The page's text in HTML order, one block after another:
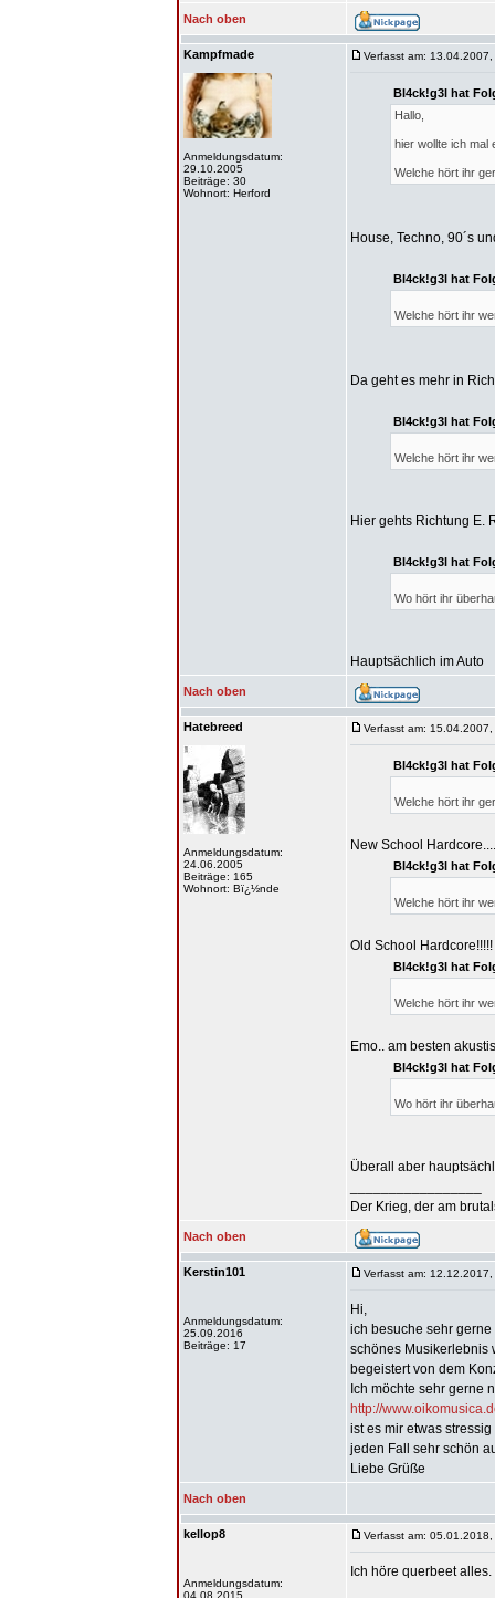
Nach oben
Kampfmade
Anmeldungsdatum:
29.10.2005
Beiträge: 30
Wohnort: Herford
Verfasst am:
Bl4ck!g3l hat
Hallo,
hier wollte ich mal
Welche hört ihr
House, Techno, 90´s
Bl4ck!g3l hat
Welche hört ihr
Da geht es mehr in
Bl4ck!g3l hat
Welche hört ihr
Hier gehts Richtung E.
Bl4ck!g3l hat
Wo hört ihr
Hauptsächlich im Auto
Nach oben
Hatebreed
Anmeldungsdatum:
24.06.2005
Beiträge: 165
Wohnort: Bï¿½nde
Verfasst am:
Bl4ck!g3l hat
Welche hört ihr
New School
Bl4ck!g3l hat
Welche hört ihr
Old School Hardcore!!!!!
Bl4ck!g3l hat
Welche hört ihr
Emo.. am besten
Bl4ck!g3l hat
Wo hört ihr
Überall aber
Der Krieg, der am
Nach oben
Kerstin101
Anmeldungsdatum:
25.09.2016
Beiträge: 17
Verfasst am:
Hi,
ich besuche sehr
schönes Musikerlebnis
begeistert von dem
Ich möchte sehr gerne
http://
ist es mir etwas
jeden Fall sehr schön
Liebe Grüße
Nach oben
kellop8
Anmeldungsdatum:
04.08.2015
Verfasst am:
Ich höre querbeet